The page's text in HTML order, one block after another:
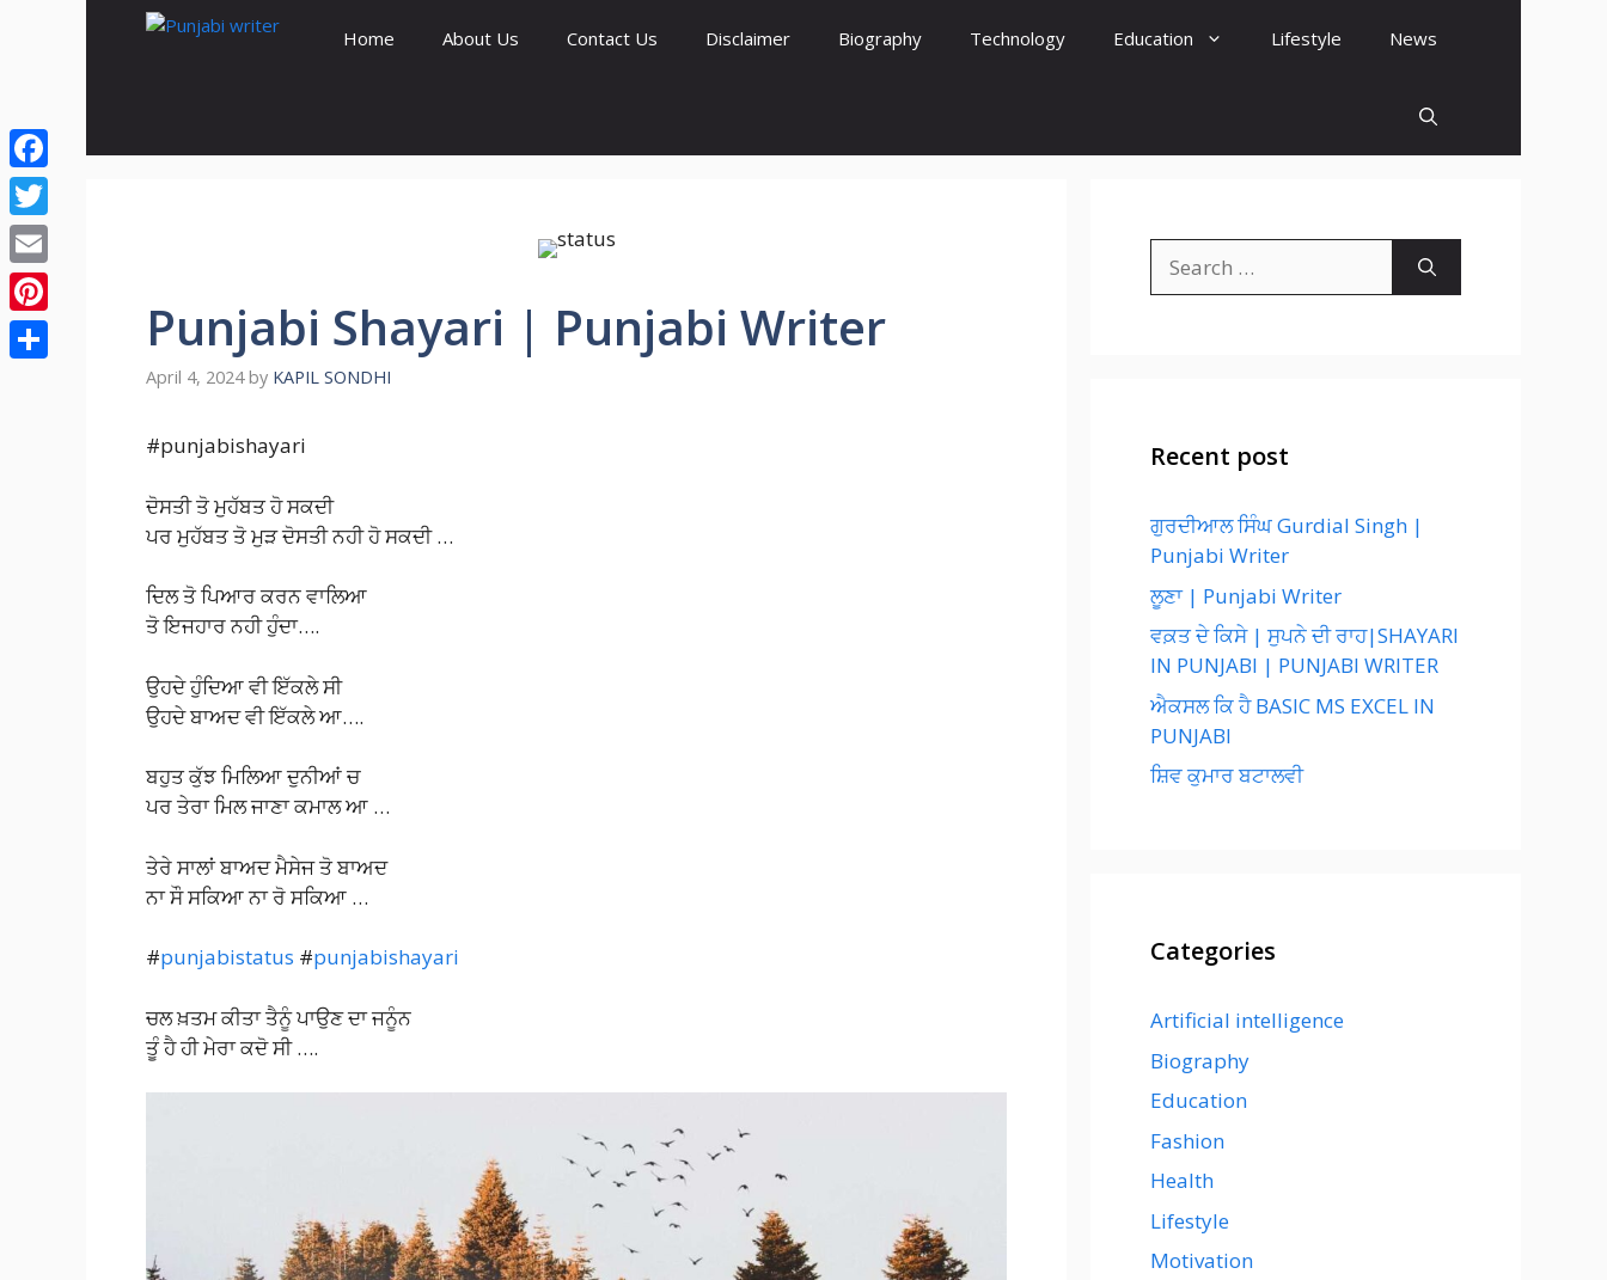
Home About Us Contact Us Disclaimer Biography Technology Education Lifestyle News
Punjabi Shayari | Punjabi Writer
April 4, 2024 by KAPIL SONDHI
#punjabishayari
ਦੋਸਤੀ ਤੋ ਮੁਹੱਬਤ ਹੋ ਸਕਦੀ
ਪਰ ਮੁਹੱਬਤ ਤੋ ਮੁੜ ਦੋਸਤੀ ਨਹੀ ਹੋ ਸਕਦੀ …
ਦਿਲ ਤੋ ਪਿਆਰ ਕਰਨ ਵਾਲਿਆ
ਤੋ ਇਜਹਾਰ ਨਹੀ ਹੁੰਦਾ….
ਉਹਦੇ ਹੁੰਦਿਆ ਵੀ ਇੱਕਲੇ ਸੀ
ਉਹਦੇ ਬਾਅਦ ਵੀ ਇੱਕਲੇ ਆ….
ਬਹੁਤ ਕੁੱਝ ਮਿਲਿਆ ਦੁਨੀਆਂ ਚ
ਪਰ ਤੇਰਾ ਮਿਲ ਜਾਣਾ ਕਮਾਲ ਆ …
ਤੇਰੇ ਸਾਲਾਂ ਬਾਅਦ ਮੈਸੇਜ ਤੋ ਬਾਅਦ
ਨਾ ਸੌ ਸਕਿਆ ਨਾ ਰੋ ਸਕਿਆ …
#punjabistatus #punjabishayari
ਚਲ ਖ਼ਤਮ ਕੀਤਾ ਤੈਨੂੰ ਪਾਉਣ ਦਾ ਜਨੂੰਨ
ਤੂੰ ਹੈ ਹੀ ਮੇਰਾ ਕਦੋ ਸੀ ….
for:
Recent post
ਗੁਰਦੀਆਲ ਸਿੰਘ Gurdial Singh |
Punjabi Writer
ਲੂਣਾ | Punjabi Writer
ਵਕ਼ਤ ਦੇ ਕਿਸੇ | ਸੁਪਨੇ ਦੀ ਰਾਹ|SHAYARI
IN PUNJABI | PUNJABI WRITER
ਐਕਸਲ ਕਿ ਹੈ BASIC MS EXCEL IN
PUNJABI
ਸ਼ਿਵ ਕੁਮਾਰ ਬਟਾਲਵੀ
Categories
Artificial intelligence
Biography
Education
Fashion
Health
Lifestyle
Motivation
Facebook
Twitter
Email
Pinterest